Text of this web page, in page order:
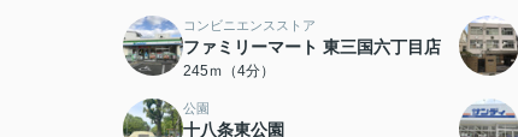
コンビニエンスストア
ファミリーマート 東三国六丁目店
245ｍ（4分）
公園
十八条東公園